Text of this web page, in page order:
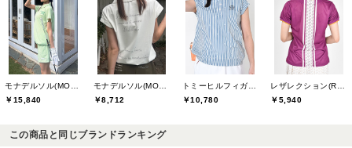
￥15,840
￥8,712
￥10,780
￥5,940
この商品と同じブランドランキング